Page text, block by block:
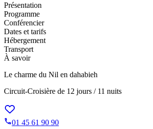
Présentation
Programme
Conférencier
Dates et tarifs
Hébergement
Transport
À savoir
Le charme du Nil en dahabieh
Circuit-Croisière de 12 jours / 11 nuits
01 45 61 90 90